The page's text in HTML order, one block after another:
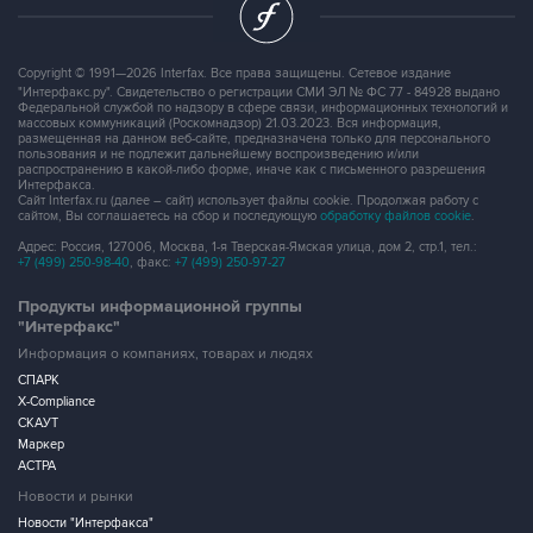
Copyright © 1991—2026 Interfax. Все права защищены. Сетевое издание
"Интерфакс.ру". Свидетельство о регистрации СМИ ЭЛ № ФС 77 - 84928 выдано
Федеральной службой по надзору в сфере связи, информационных технологий и
массовых коммуникаций (Роскомнадзор) 21.03.2023. Вся информация,
размещенная на данном веб-сайте, предназначена только для персонального
пользования и не подлежит дальнейшему воспроизведению и/или
распространению в какой-либо форме, иначе как с письменного разрешения
Интерфакса.
Сайт Interfax.ru (далее – сайт) использует файлы cookie. Продолжая работу с
сайтом, Вы соглашаетесь на сбор и последующую обработку файлов cookie.
Адрес: Россия, 127006, Москва, 1-я Тверская-Ямская улица, дом 2, стр.1, тел.:
+7 (499) 250-98-40, факс: +7 (499) 250-97-27
Продукты информационной группы
"Интерфакс"
Информация о компаниях, товарах и людях
СПАРК
X-Compliance
СКАУТ
Маркер
АСТРА
Новости и рынки
Новости "Интерфакса"